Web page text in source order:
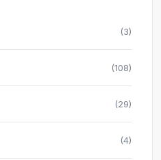
(3)
(108)
(29)
(4)